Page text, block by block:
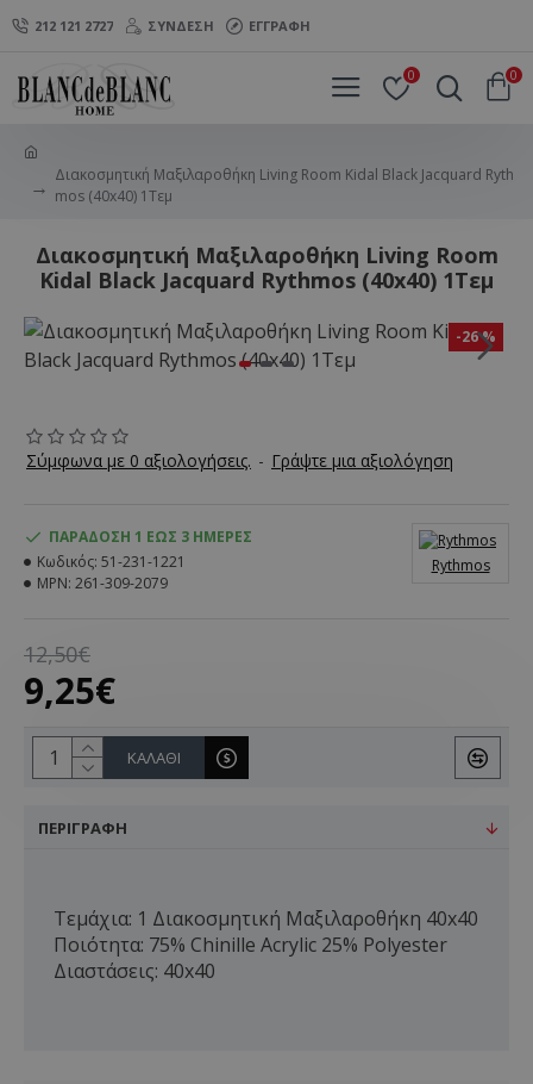
212 121 2727 ΣΎΝΔΕΣΗ ΕΓΓΡΑΦΉ
0 0
Διακοσμητική Μαξιλαροθήκη Living Room Kidal Black Jacquard Ryth
mos (40x40) 1Τεμ
Διακοσμητική Μαξιλαροθήκη Living Room
Kidal Black Jacquard Rythmos (40x40) 1Τεμ
-26 %
Σύμφωνα με 0 αξιολογήσεις. - Γράψτε μια αξιολόγηση
9,25€
12,50€
ΠΑΡΆΔΟΣΗ 1 ΈΩΣ 3 ΗΜΈΡΕΣ
Κωδικός: 51-231-1221
MPN: 261-309-2079
Rythmos
ΚΑΛΆΘΙ
ΠΕΡΙΓΡΑΦΉ
Τεμάχια: 1 Διακοσμητική Μαξιλαροθήκη 40x40
Ποιότητα: 75% Chinille Acrylic 25% Polyester
Διαστάσεις: 40x40